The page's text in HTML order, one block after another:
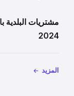
مشتريات البلدية
2024
المزيد